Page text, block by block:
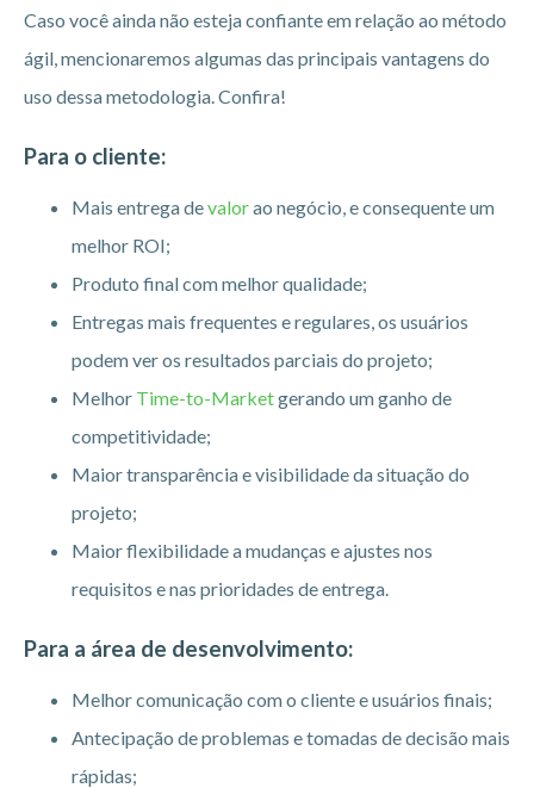
Caso você ainda não esteja confiante em relação ao método
ágil, mencionaremos algumas das principais vantagens do
uso dessa metodologia. Confira!
Para o cliente:
Mais entrega devalorao negócio, e consequente um
melhor ROI;
Produto final com melhor qualidade;
Entregas mais frequentes e regulares, os usuários
podem ver os resultados parciais do projeto;
Melhor Time-to-Marketgerando um ganho de
competitividade;
Maior transparência e visibilidade da situação do
projeto;
Maior flexibilidade a mudanças e ajustes nos
requisitos e nas prioridades de entrega.
Para a área de desenvolvimento:
Melhor comunicação com o cliente e usuários finais;
Antecipação de problemas e tomadas de decisão mais
rápidas;